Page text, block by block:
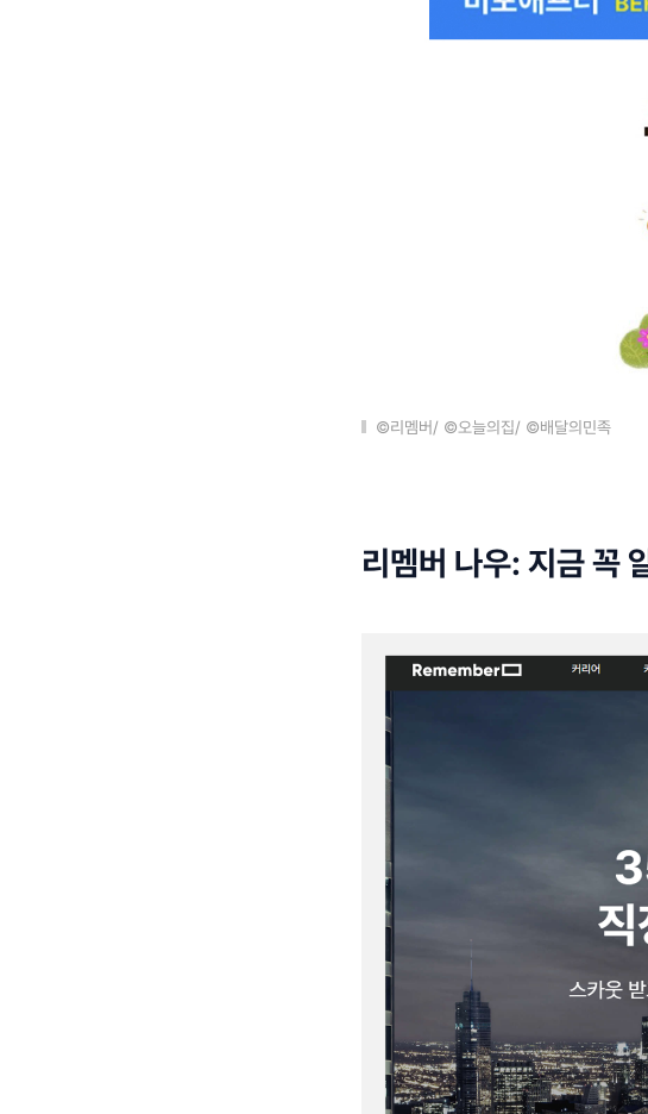
©리멤버/ ©오늘의집/ ©배달의민족
리멤버 나우: 지금 꼭